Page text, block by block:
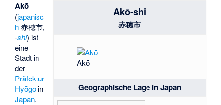
Akō-shi
赤穂市
Akō
Geographische Lage in Japan
Akō
(japanisc
h 赤穂市,
-shi) ist
eine
Stadt in
der
Präfektur
Hyōgo in
Japan.